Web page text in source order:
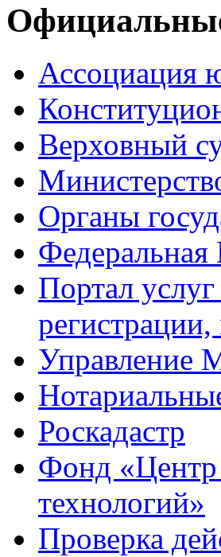
Ассоциация
Верховный
Органы
Федеральная
Портал
регистрации,
Управление
Роскадастр
Фонд
технологий»
Проверка